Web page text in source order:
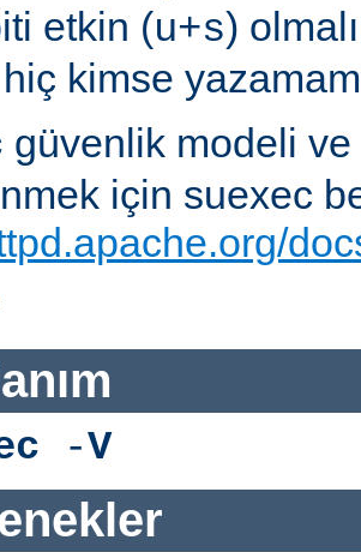
etkin (u+s)
hiç kimse
güvenlik modeli
için suexec
-V